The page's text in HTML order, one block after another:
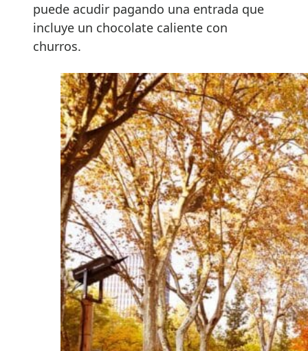
puede acudir pagando una entrada que
incluye un chocolate caliente con
churros.